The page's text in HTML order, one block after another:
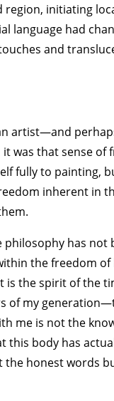
initiating
language had
and
artist—and
was that sense of
fully to painting,
inherent in
has not
the freedom
is the spirit of the
of my
me is not the
this body has
honest words